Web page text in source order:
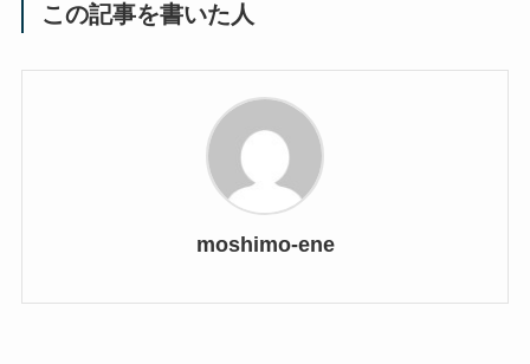
この記事を書いた人
moshimo-ene